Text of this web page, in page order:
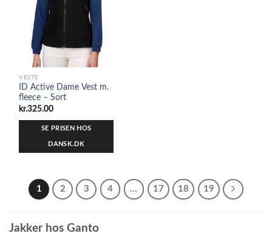
VESTE
ID Active Dame Vest m.
fleece – Sort
kr.325.00
SE PRISEN HOS
DANSK.DK
1 2 3 4 … 17 18 19
Jakker hos Ganto